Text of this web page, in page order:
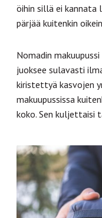
öihin sillä ei kannata
pärjää kuitenkin
Nomadin
juoksee sulavasti
kiristettyä kasvojen
makuupussissa
koko. Sen kuljettaisi